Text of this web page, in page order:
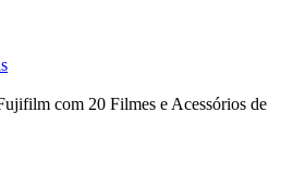
com 20 Filmes e Acessórios de